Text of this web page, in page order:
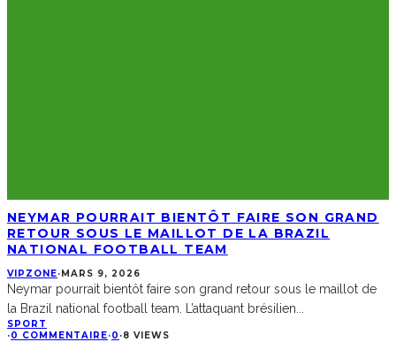
NEYMAR POURRAIT BIENTÔT FAIRE SON GRAND
RETOUR SOUS LE MAILLOT DE LA BRAZIL
NATIONAL FOOTBALL TEAM
VIPZONE·MARS 9, 2026
Neymar pourrait bientôt faire son grand retour sous le maillot de
la Brazil national football team. L’attaquant brésilien
SPORT
·0 COMMENTAIRE·0 ·8 VIEWS